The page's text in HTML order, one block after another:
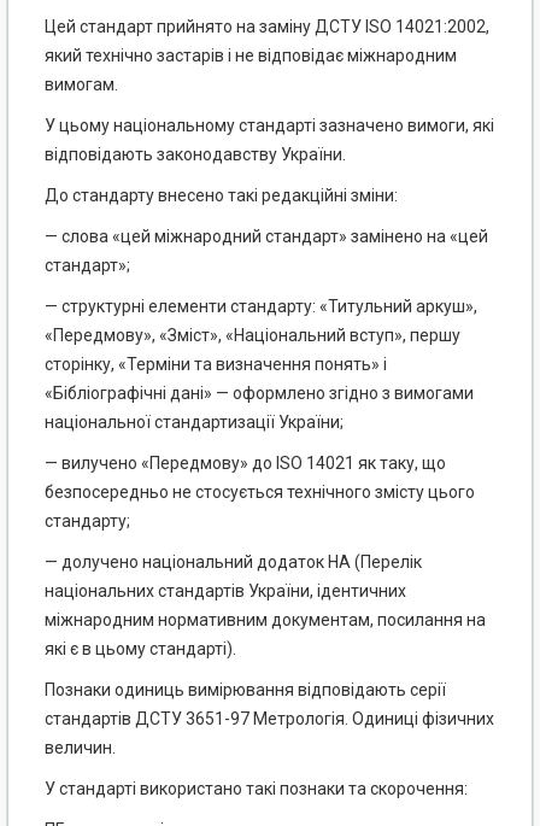
Цей стандарт прийнято на заміну ДСТУ ISO 14021:2002,
який технічно застарів і не відповідає міжнародним
вимогам.
У цьому національному стандарті зазначено вимоги, які
відповідають законодавству України.
До стандарту внесено такі редакційні зміни:
— слова «цей міжнародний стандарт» замінено на «цей
стандарт»;
— структурні елементи стандарту: «Титульний аркуш»,
«Передмову», «Зміст», «Національний вступ», першу
сторінку, «Терміни та визначення понять» і
«Бібліографічні дані» — оформлено згідно з вимогами
національної стандартизації України;
— вилучено «Передмову» до ISO 14021 як таку, що
безпосередньо не стосується технічного змісту цього
стандарту;
— долучено національний додаток НА (Перелік
національних стандартів України, ідентичних
міжнародним нормативним документам, посилання на
які є в цьому стандарті).
Познаки одиниць вимірювання відповідають серії
стандартів ДСТУ 3651-97 Метрологія. Одиниці фізичних
величин.
У стандарті використано такі познаки та скорочення: